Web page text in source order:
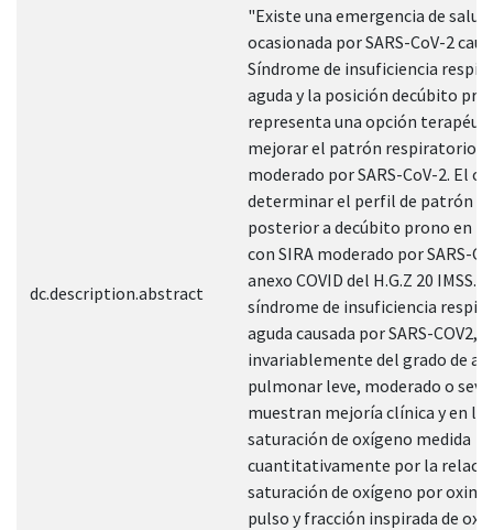
dc.description.abstract
"Existe una emergencia de
ocasionada por SARS-CoV-2
Síndrome de insuficiencia
aguda y la posición decúbito
representa una opción
mejorar el patrón respiratorio
moderado por SARS-CoV-2. El
determinar el perfil de patrón
posterior a decúbito prono en
con SIRA moderado por SARS-
anexo COVID del H.G.Z 20 IMSS.
síndrome de insuficiencia
aguda causada por SARS-COV2,
invariablemente del grado de
pulmonar leve, moderado o
muestran mejoría clínica y en la
saturación de oxígeno medida
cuantitativamente por la
saturación de oxígeno por
pulso y fracción inspirada de